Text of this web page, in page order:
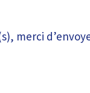
merci